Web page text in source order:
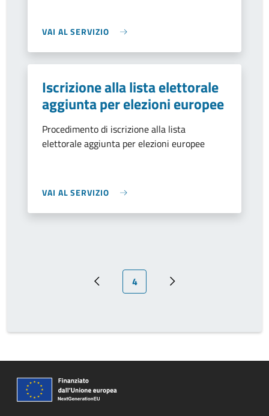
VAI AL SERVIZIO
Iscrizione alla lista elettorale
aggiunta per elezioni europee
Procedimento di iscrizione alla lista
elettorale aggiunta per elezioni europee
VAI AL SERVIZIO
Pagina precedente
Pagina attuale
4 Prossima pagina